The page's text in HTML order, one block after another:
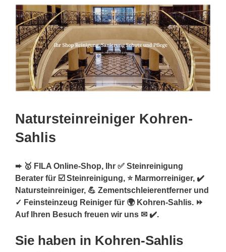
Natursteinreiniger Kohren-
Sahlis
➨ 🥇 FILA Online-Shop, Ihr ✅ Steinreinigung
Berater für ☑️ Steinreinigung, ⭐ Marmorreiniger, ✔️
Natursteinreiniger, 💪 Zementschleierentferner und
✓ Feinsteinzeug Reiniger für 🌍 Kohren-Sahlis. ⏩
Auf Ihren Besuch freuen wir uns ✉ ✔️.
Sie haben in Kohren-Sahlis